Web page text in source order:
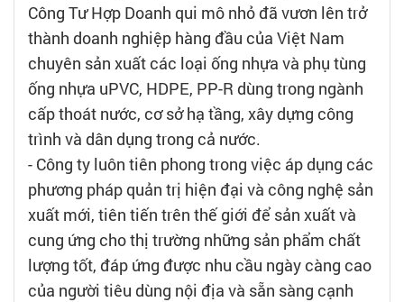
Công Tư Hợp Doanh qui mô nhỏ đã vươn lên trở
thành doanh nghiệp hàng đầu của Việt Nam
chuyên sản xuất các loại ống nhựa và phụ tùng
ống nhựa uPVC, HDPE, PP-R dùng trong ngành
cấp thoát nước, cơ sở hạ tầng, xây dựng công
trình và dân dụng trong cả nước.
- Công ty luôn tiên phong trong việc áp dụng các
phương pháp quản trị hiện đại và công nghệ sản
xuất mới, tiên tiến trên thế giới để sản xuất và
cung ứng cho thị trường những sản phẩm chất
lượng tốt, đáp ứng được nhu cầu ngày càng cao
của người tiêu dùng nội địa và sẵn sàng cạnh